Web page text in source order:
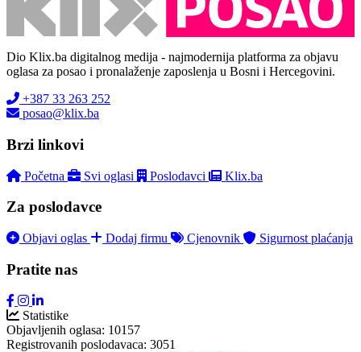
Dio Klix.ba digitalnog medija - najmodernija platforma za objavu
oglasa za posao i pronalaženje zaposlenja u Bosni i Hercegovini.
+387 33 263 252
posao@klix.ba
Brzi linkovi
Početna Svi oglasi Poslodavci Klix.ba
Za poslodavce
Objavi oglas Dodaj firmu Cjenovnik Sigurnost plaćanja
Pratite nas
Statistike
Objavljenih oglasa: 10157
Registrovanih poslodavaca: 3051